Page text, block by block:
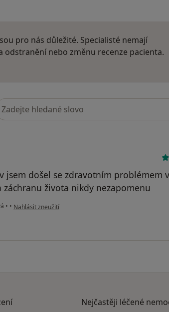
pro nás důležité. Specialisté nemají
odstranění nebo změnu recenze pacienta.
v názorech
jsem došel se zdravotním problémem
života nikdy nezapomenu
• • podle názoru uživatele Váš účet byl odstraněn
Nahlásit zneužití
Nejčastěji léčené